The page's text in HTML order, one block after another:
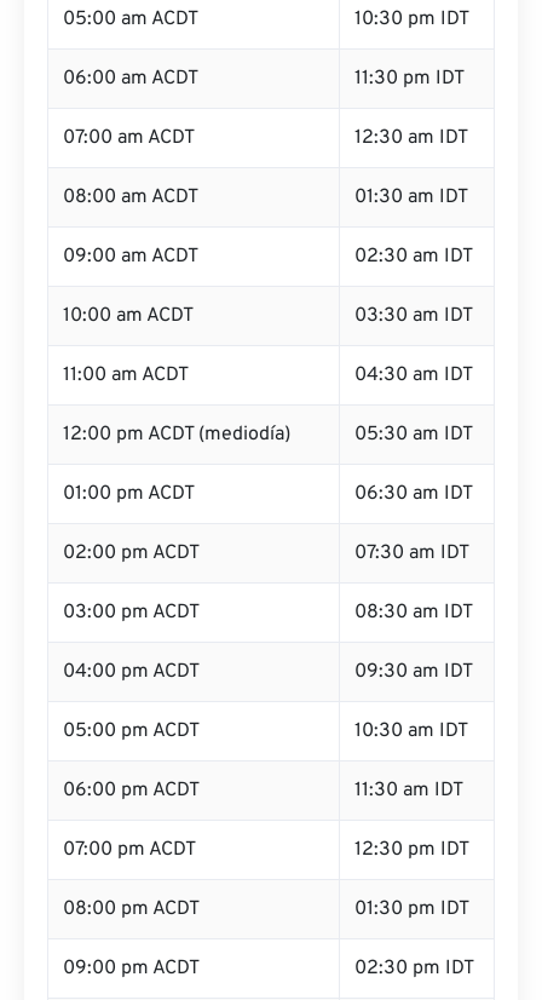
05:00 am ACDT 10:30 pm IDT
06:00 am ACDT 11:30 pm IDT
07:00 am ACDT 12:30 am IDT
08:00 am ACDT 01:30 am IDT
09:00 am ACDT 02:30 am IDT
10:00 am ACDT 03:30 am IDT
11:00 am ACDT 04:30 am IDT
12:00 pm ACDT (mediodía) 05:30 am IDT
01:00 pm ACDT 06:30 am IDT
02:00 pm ACDT 07:30 am IDT
03:00 pm ACDT 08:30 am IDT
04:00 pm ACDT 09:30 am IDT
05:00 pm ACDT 10:30 am IDT
06:00 pm ACDT 11:30 am IDT
07:00 pm ACDT 12:30 pm IDT
08:00 pm ACDT 01:30 pm IDT
09:00 pm ACDT 02:30 pm IDT